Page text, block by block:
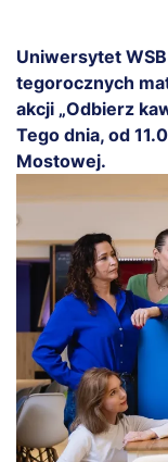
Uniwersytet
tegorocznych
akcji „Odbierz
Tego dnia, od
Mostowej.